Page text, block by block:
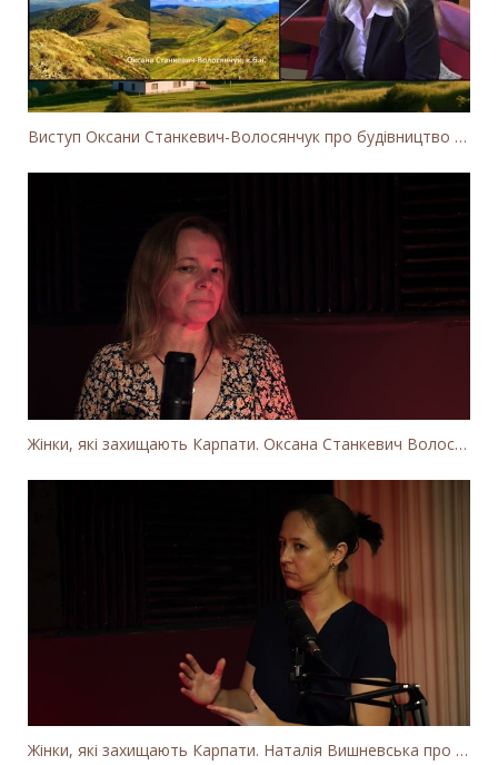
Виступ Оксани Станкевич-Волосянчук про будівництво вітропарків у Закарпатській області
Жінки, які захищають Карпати. Оксана Станкевич Волосянчук про вітряки на високогір'ї Карпат
Жінки, які захищають Карпати. Наталія Вишневська про вітряки в Закарпатті та участь громадськості